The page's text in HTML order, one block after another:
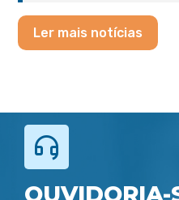
Ler mais notícias
OUVIDORIA-